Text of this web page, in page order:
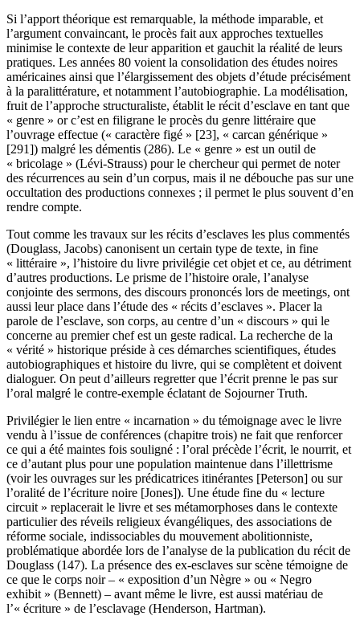
Si l’apport théorique est remarquable, la méthode imparable, et
l’argument convaincant, le procès fait aux approches textuelles
minimise le contexte de leur apparition et gauchit la réalité de leurs
pratiques. Les années 80 voient la consolidation des études noires
américaines ainsi que l’élargissement des objets d’étude précisément
à la paralittérature, et notamment l’autobiographie. La modélisation,
fruit de l’approche structuraliste, établit le récit d’esclave en tant que
« genre » or c’est en filigrane le procès du genre littéraire que
l’ouvrage effectue (« caractère figé » [23], « carcan générique »
[291]) malgré les démentis (286). Le « genre » est un outil de
« bricolage » (Lévi-Strauss) pour le chercheur qui permet de noter
des récurrences au sein d’un corpus, mais il ne débouche pas sur une
occultation des productions connexes ; il permet le plus souvent d’en
rendre compte.
Tout comme les travaux sur les récits d’esclaves les plus commentés
(Douglass, Jacobs) canonisent un certain type de texte, in fine
« littéraire », l’histoire du livre privilégie cet objet et ce, au détriment
d’autres productions. Le prisme de l’histoire orale, l’analyse
conjointe des sermons, des discours prononcés lors de meetings, ont
aussi leur place dans l’étude des « récits d’esclaves ». Placer la
parole de l’esclave, son corps, au centre d’un « discours » qui le
concerne au premier chef est un geste radical. La recherche de la
« vérité » historique préside à ces démarches scientifiques, études
autobiographiques et histoire du livre, qui se complètent et doivent
dialoguer. On peut d’ailleurs regretter que l’écrit prenne le pas sur
l’oral malgré le contre-exemple éclatant de Sojourner Truth.
Privilégier le lien entre « incarnation » du témoignage avec le livre
vendu à l’issue de conférences (chapitre trois) ne fait que renforcer
ce qui a été maintes fois souligné : l’oral précède l’écrit, le nourrit, et
ce d’autant plus pour une population maintenue dans l’illettrisme
(voir les ouvrages sur les prédicatrices itinérantes [Peterson] ou sur
l’oralité de l’écriture noire [Jones]). Une étude fine du « lecture
circuit » replacerait le livre et ses métamorphoses dans le contexte
particulier des réveils religieux évangéliques, des associations de
réforme sociale, indissociables du mouvement abolitionniste,
problématique abordée lors de l’analyse de la publication du récit de
Douglass (147). La présence des ex-esclaves sur scène témoigne de
ce que le corps noir ‒ « exposition d’un Nègre » ou « Negro
exhibit » (Bennett) ‒ avant même le livre, est aussi matériau de
l’« écriture » de l’esclavage (Henderson, Hartman).